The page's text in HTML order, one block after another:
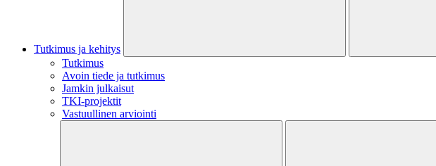
Tutkimus ja kehitys
Tutkimus
Avoin tiede ja tutkimus
Jamkin julkaisut
TKI-projektit
Vastuullinen arviointi